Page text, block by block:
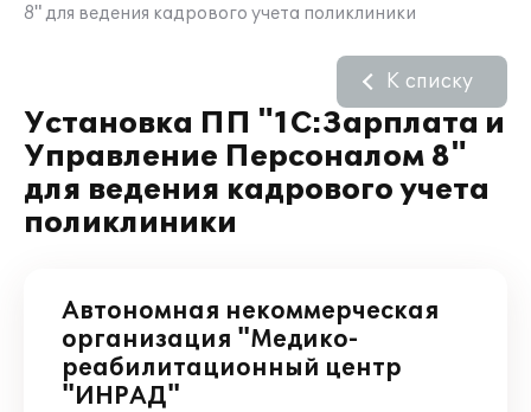
8" для ведения кадрового учета поликлиники
Установка ПП "1С:Зарплата и
Управление Персоналом 8"
для ведения кадрового учета
поликлиники
К списку
Автономная некоммерческая
организация "Медико-
реабилитационный центр
"ИНРАД"